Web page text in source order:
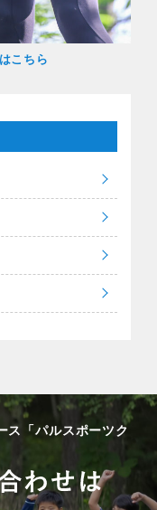
ス「パルスポーツク